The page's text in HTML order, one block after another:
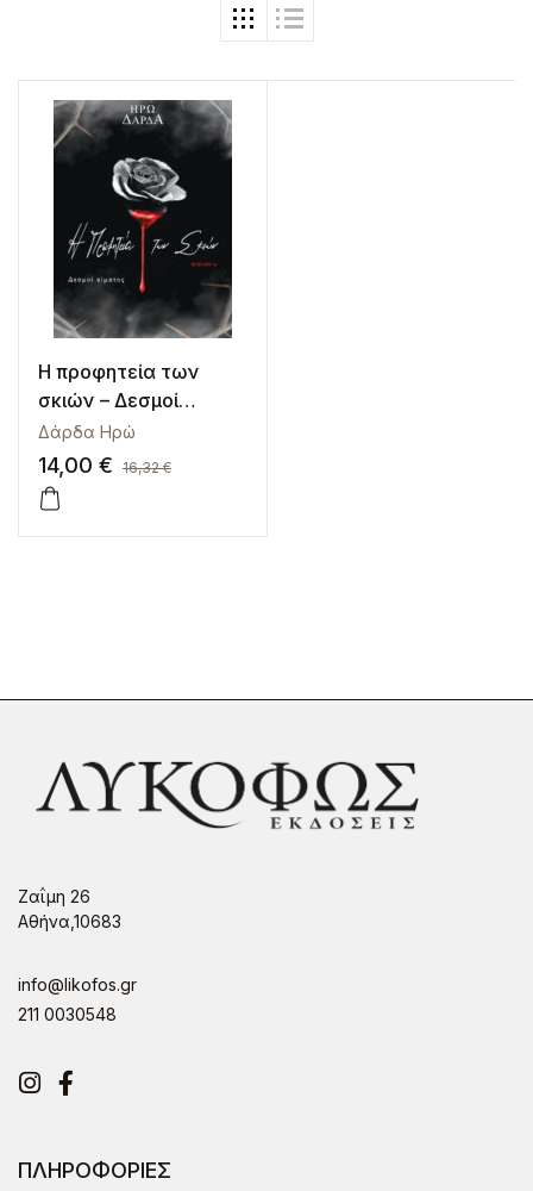
Η προφητεία των
σκιών – Δεσμοί
αίματος
Δάρδα Ηρώ
14,00 € 16,32€
Ζαΐμη 26
Αθήνα,10683
info@likofos.gr
211 0030548
Instagram
Facebook
ΠΛΗΡΟΦΟΡΙΕΣ